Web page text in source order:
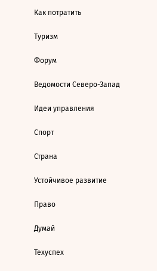
Как потратить
Туризм
Форум
Ведомости Северо-Запад
Идеи управления
Спорт
Страна
Устойчивое развитие
Право
Думай
Техуспех